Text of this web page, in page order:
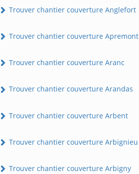
Trouver chantier couverture Anglefort
Trouver chantier couverture Apremont
Trouver chantier couverture Aranc
Trouver chantier couverture Arandas
Trouver chantier couverture Arbent
Trouver chantier couverture Arbignieu
Trouver chantier couverture Arbigny